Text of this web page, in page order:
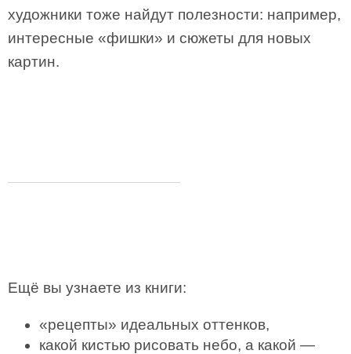
художники тоже найдут полезности: например,
интересные «фишки» и сюжеты для новых
картин.
Ещё вы узнаете из книги:
«рецепты» идеальных оттенков,
какой кистью рисовать небо, а какой —